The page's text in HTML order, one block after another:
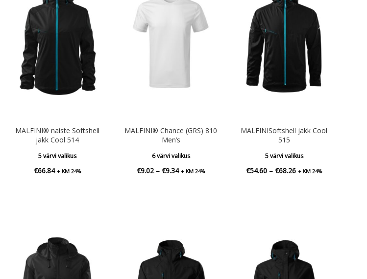
MALFINI® naiste Softshell
jakk Cool 514
5 värvi valikus
€66.84 + KM 24%
MALFINI® Chance (GRS) 810
Men’s
6 värvi valikus
€9.02 – €9.34Hinnavahemik:
+ KM 24%
MALFINISoftshell jakk Cool
515
5 värvi valikus
€54.60 – €68.26Hinnavahemik:
+ KM 24%